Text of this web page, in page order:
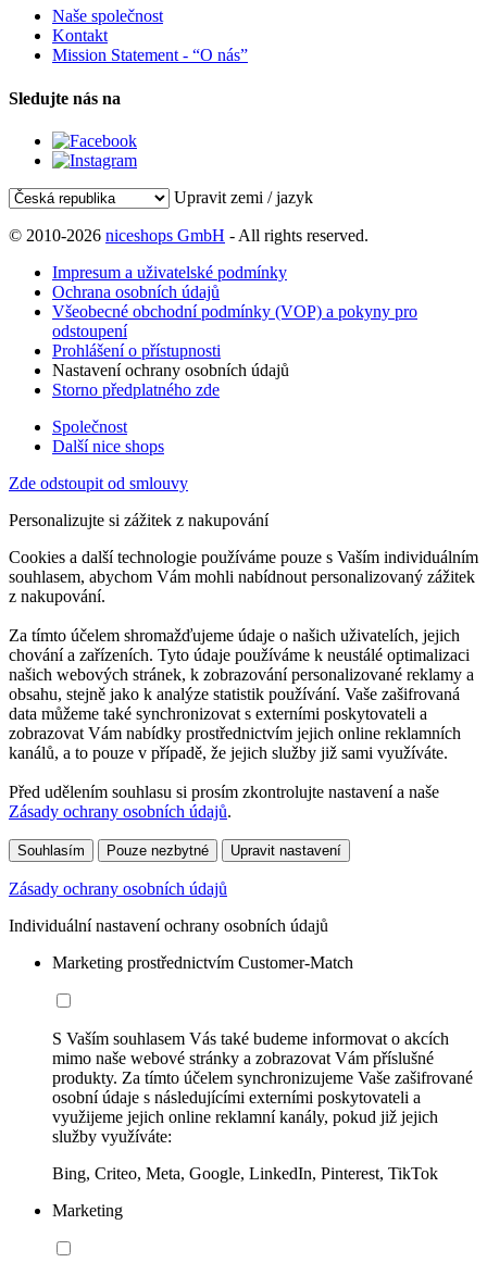
Naše společnost
Kontakt
Mission Statement - “O nás”
Sledujte nás na
Upravit zemi / jazyk
© 2010-2026 niceshops GmbH - All rights reserved.
Impresum a uživatelské podmínky
Ochrana osobních údajů
Všeobecné obchodní podmínky (VOP) a pokyny pro
odstoupení
Prohlášení o přístupnosti
Nastavení ochrany osobních údajů
Storno předplatného zde
Společnost
Další nice shops
Zde odstoupit od smlouvy
Personalizujte si zážitek z nakupování
Cookies a další technologie používáme pouze s Vaším individuálním
souhlasem, abychom Vám mohli nabídnout personalizovaný zážitek
z nakupování.
Za tímto účelem shromažďujeme údaje o našich uživatelích, jejich
chování a zařízeních. Tyto údaje používáme k neustálé optimalizaci
našich webových stránek, k zobrazování personalizované reklamy a
obsahu, stejně jako k analýze statistik používání. Vaše zašifrovaná
data můžeme také synchronizovat s externími poskytovateli a
zobrazovat Vám nabídky prostřednictvím jejich online reklamních
kanálů, a to pouze v případě, že jejich služby již sami využíváte.
Před udělením souhlasu si prosím zkontrolujte nastavení a naše
Zásady ochrany osobních údajů.
Souhlasím Pouze nezbytné Upravit nastavení
Zásady ochrany osobních údajů
Individuální nastavení ochrany osobních údajů
Marketing prostřednictvím Customer-Match
S Vaším souhlasem Vás také budeme informovat o akcích
mimo naše webové stránky a zobrazovat Vám příslušné
produkty. Za tímto účelem synchronizujeme Vaše zašifrované
osobní údaje s následujícími externími poskytovateli a
využijeme jejich online reklamní kanály, pokud již jejich
služby využíváte:
Bing, Criteo, Meta, Google, LinkedIn, Pinterest, TikTok
Marketing